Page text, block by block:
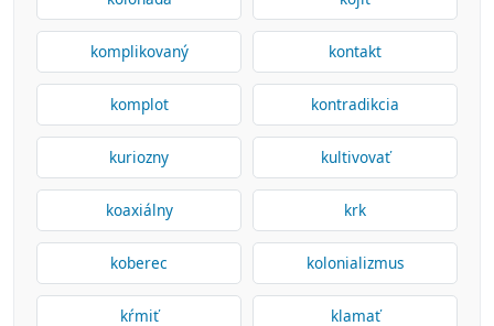
komplikovaný kontakt
komplot kontradikcia
kuriozny kultivovať
koaxiálny krk
koberec kolonializmus
kŕmiť klamať